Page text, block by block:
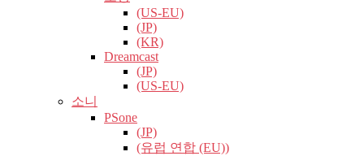
(US-EU)
(JP)
(KR)
Dreamcast
(JP)
(US-EU)
소니
PSone
(JP)
(유럽​​ 연합 (EU))